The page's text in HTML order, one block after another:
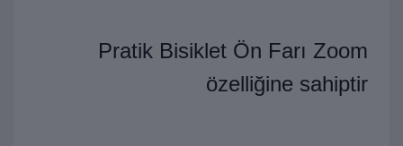
Pratik Bisiklet Ön Farı Zoom
özelliğine sahiptir